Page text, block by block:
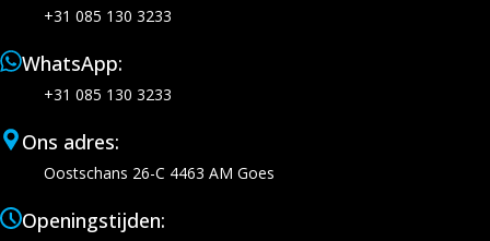
+31 085 130 3233
WhatsApp:
+31 085 130 3233
Ons adres:
Oostschans 26-C 4463 AM Goes
Openingstijden: